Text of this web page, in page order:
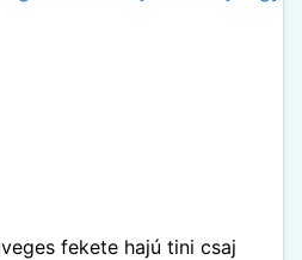
fekete hajú tini csaj